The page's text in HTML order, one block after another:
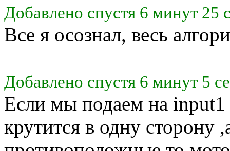
Добавлено спустя 6 минут 25
Все я осознал, весь
Добавлено спустя 6 минут 5
Если мы подаем на
крутится в одну сторону